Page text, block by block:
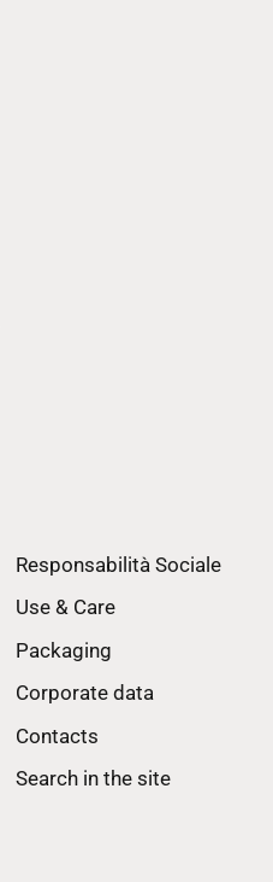
Responsabilità Sociale
Use & Care
Packaging
Corporate data
Contacts
Search in the site